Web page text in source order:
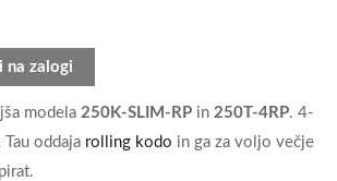
na zalogi
modela 250K-SLIM-RP in 250T-4RP. 4-
oddaja rolling kodo in ga za voljo večje